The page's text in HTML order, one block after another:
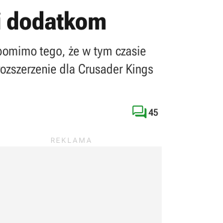
dodatkom
tego, że w tym czasie
dla Crusader Kings
45